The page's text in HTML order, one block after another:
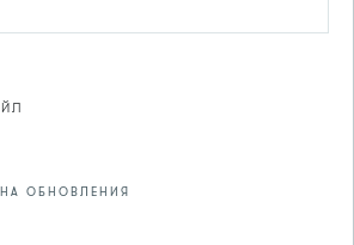
ОБНОВЛЕНИЯ